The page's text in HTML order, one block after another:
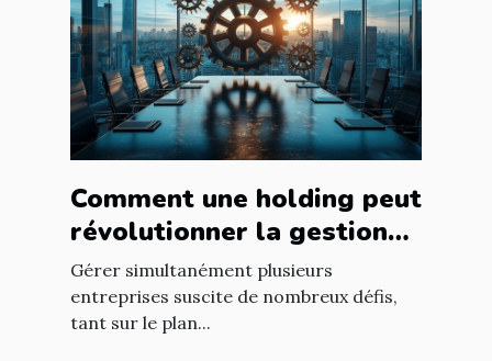
Comment une holding peut
révolutionner la gestion
d’entreprises multiples ?
Gérer simultanément plusieurs
entreprises suscite de nombreux défis,
tant sur le plan...